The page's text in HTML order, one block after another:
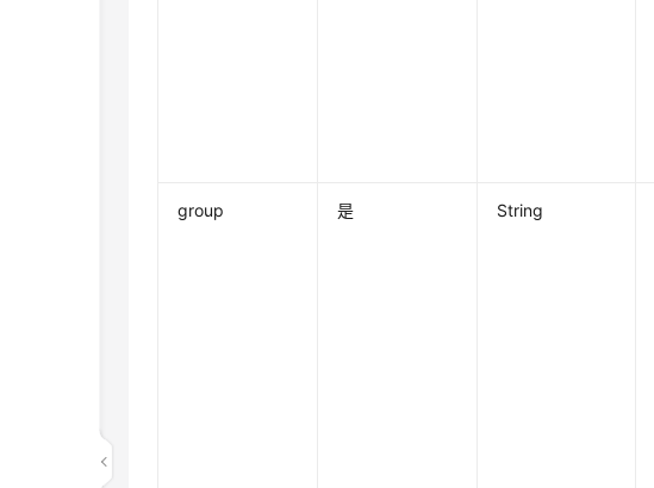
group 是 String